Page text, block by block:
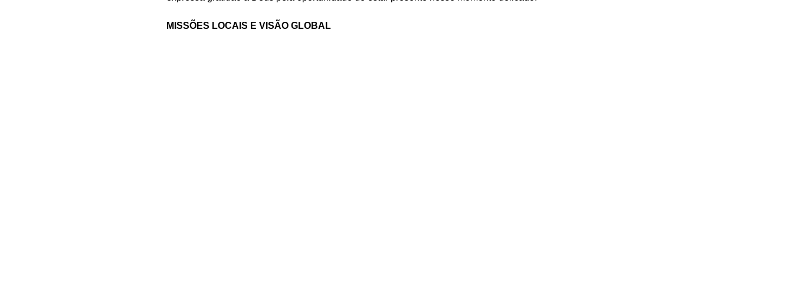
MISSÕES LOCAIS E VISÃO GLOBAL